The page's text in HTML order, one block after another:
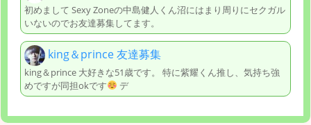
初めまして Sexy Zoneの中島健人くん沼にはまり周りにセクガル
いないのでお友達募集してます。
king＆prince 友達募集
king＆prince 大好きな51歳です。 特に紫耀くん推し、気持ち強
めですが同担okです
デ